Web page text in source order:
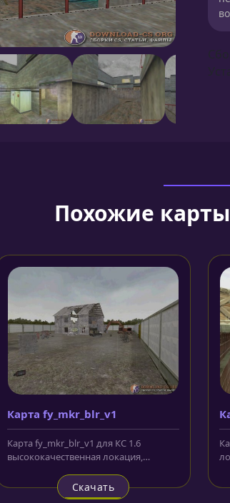
Похожие
Карта fy_mkr_blr_v1
Карта fy_mkr_blr_v1 для КС 1.6
высококачественная локация,
команды в...
Скачать